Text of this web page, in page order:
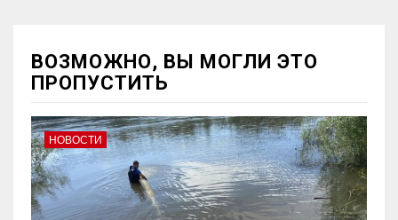
ВОЗМОЖНО, ВЫ МОГЛИ ЭТО
ПРОПУСТИТЬ
НОВОСТИ